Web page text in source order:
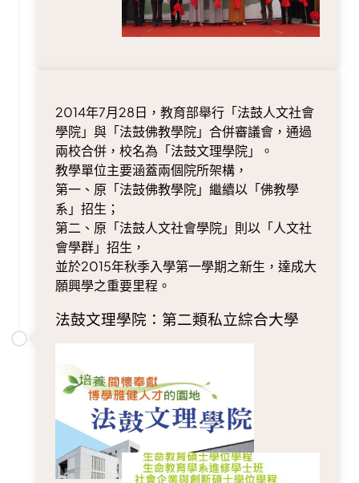
2014年7月28日，教育部舉行「法鼓人文社會
學院」與「法鼓佛教學院」合併審議會，通過
兩校合併，校名為「法鼓文理學院」。
教學單位主要涵蓋兩個院所架構，
第一、原「法鼓佛教學院」繼續以「佛教學
系」招生；
第二、原「法鼓人文社會學院」則以「人文社
會學群」招生，
並於2015年秋季入學第一學期之新生，達成大
願興學之重要里程。
法鼓文理學院：第二類私立綜合大學